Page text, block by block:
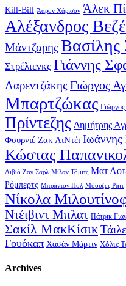
Kill-Bill Άαρον Χάρισον Άλεκ
Αλέξανδρος
Μάντζαρης Βασίλης
Στρέλιενκς Γιάννης
Λαρεντζάκης Γιώργος
Μπαρτζώκας
Πρίντεζης Δημήτρης
Φουρνιέ Ζακ ΛιΝτέι
Κώστας
Λιβιό Ζαν Σαρλ Μίλαν Τόμιτς Ματ
Ρόμπερτς Μπράντον Πολ Μόουζες Ράιτ
Νίκολα
Ντέιβιντ Μπλατ Πάτρικ
Σακίλ ΜακΚίσικ
Γουόκαπ Χασάν Μάρτιν Χόλις
Archives